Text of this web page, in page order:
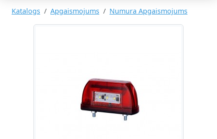
Katalogs Apgaismojums Numura Apgaismojums